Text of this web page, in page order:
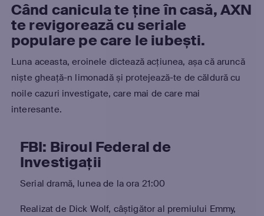
Când canicula te ține în casă, AXN
te revigorează cu seriale
populare pe care le iubești.
Luna aceasta, eroinele dictează acțiunea, așa că aruncă
niște gheață-n limonadă și protejează-te de căldură cu
noile cazuri investigate, care mai de care mai
interesante.
FBI: Biroul Federal de
Investigaţii
Serial dramă, lunea de la ora 21:00
Realizat de Dick Wolf, câștigător al premiului Emmy,